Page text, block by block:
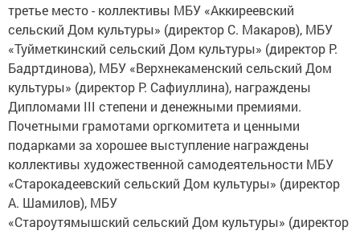
третье место - коллективы МБУ «Аккиреевский
сельский Дом культуры» (директор С. Макаров), МБУ
«Туйметкинский сельский Дом культуры» (директор Р.
Бадртдинова), МБУ «Верхнекаменский сельский Дом
культуры» (директор Р. Сафиуллина), награждены
Дипломами III степени и денежными премиями.
Почетными грамотами оргкомитета и ценными
подарками за хорошее выступление награждены
коллективы художественной самодеятельности МБУ
«Старокадеевский сельский Дом культуры» (директор
А. Шамилов), МБУ
«Староутямышский сельский Дом культуры» (директор